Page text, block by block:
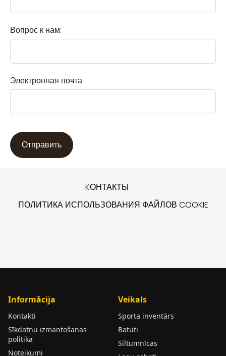
Вопрос к нам:
Электронная почта
KОНТАКТЫ
ПОЛИТИКА ИСПОЛЬЗОВАНИЯ ФАЙЛОВ COOKIE
Informācija
Kontakti
Sīkdatņu izmantošanas
politika
Noteikumi
Veikals
Sporta inventārs
Batuti
Siltumnīcas